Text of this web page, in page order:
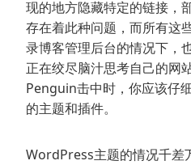
现的地方隐藏特定的链接，
存在着此种问题，而所有这
录博客管理后台的情况下，
正在绞尽脑汁思考自己的网
Penguin击中时，你应该仔
的主题和插件。
WordPress主题的情况千差